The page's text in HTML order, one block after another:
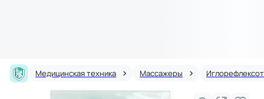
Медицинская техника Массажеры